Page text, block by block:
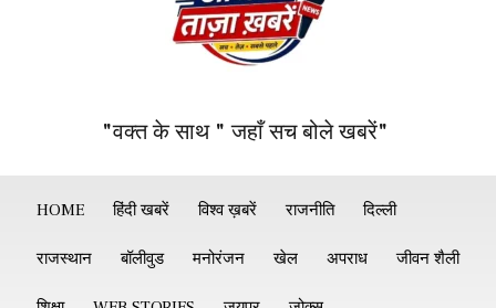
"वक्त के साथ " जहाँ सच बोले खबरें"
HOME हिंदी खबरें विश्व ख़बरें राजनीति दिल्ली
राजस्थान बॉलीवुड मनोरंजन खेल अपराध जीवन शैली